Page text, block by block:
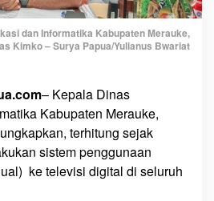
n
T
e
v
s
i
A
dan Informatika Kabupaten Merauke,
Kimko – Surya Papua/Yulianus Bwariat
– Kepala Dinas
Kabupaten Merauke,
terhitung sejak
sistem penggunaan
ke televisi digital di seluruh